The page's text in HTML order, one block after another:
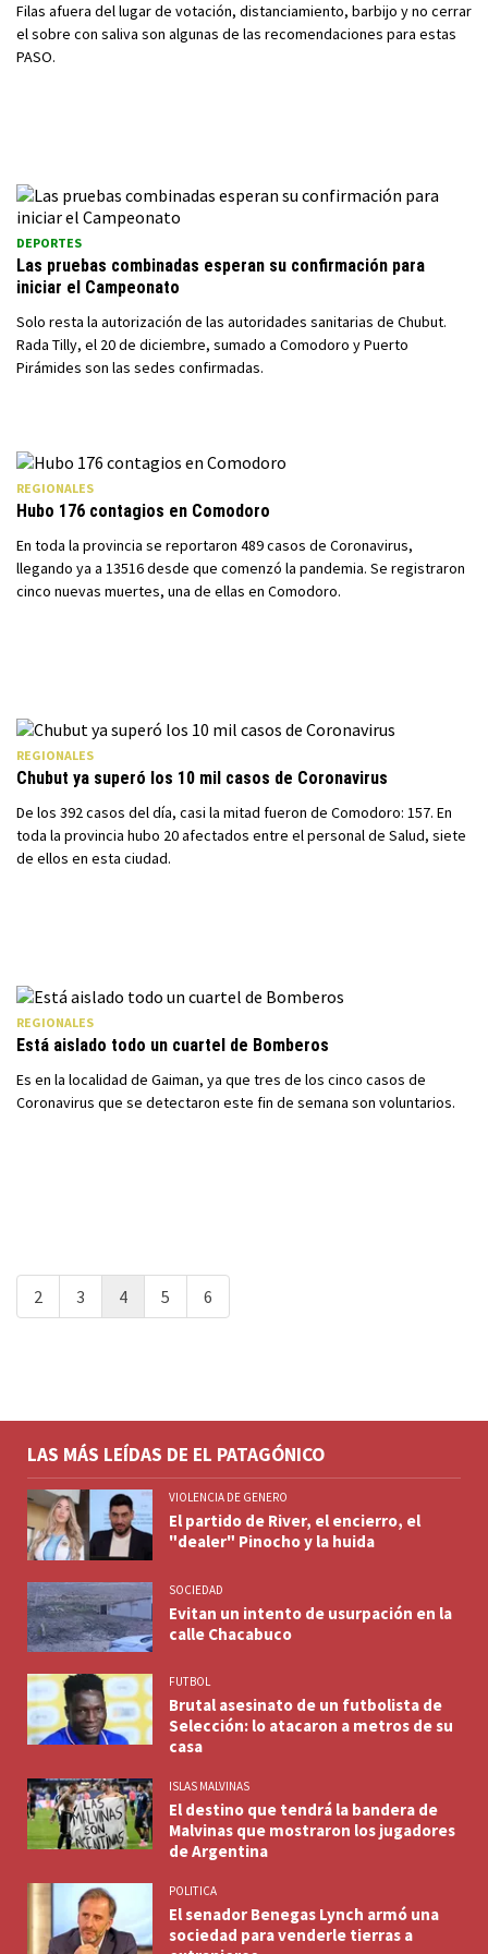
Filas afuera del lugar de votación, distanciamiento, barbijo y no cerrar
el sobre con saliva son algunas de las recomendaciones para estas
PASO.
DEPORTES
Las pruebas combinadas esperan su confirmación para
iniciar el Campeonato
Solo resta la autorización de las autoridades sanitarias de Chubut.
Rada Tilly, el 20 de diciembre, sumado a Comodoro y Puerto
Pirámides son las sedes confirmadas.
REGIONALES
Hubo 176 contagios en Comodoro
En toda la provincia se reportaron 489 casos de Coronavirus,
llegando ya a 13516 desde que comenzó la pandemia. Se registraron
cinco nuevas muertes, una de ellas en Comodoro.
REGIONALES
Chubut ya superó los 10 mil casos de Coronavirus
De los 392 casos del día, casi la mitad fueron de Comodoro: 157. En
toda la provincia hubo 20 afectados entre el personal de Salud, siete
de ellos en esta ciudad.
REGIONALES
Está aislado todo un cuartel de Bomberos
Es en la localidad de Gaiman, ya que tres de los cinco casos de
Coronavirus que se detectaron este fin de semana son voluntarios.
2 3 4 5 6
LAS MÁS LEÍDAS DE EL PATAGÓNICO
VIOLENCIA DE GENERO
El partido de River, el encierro, el
"dealer" Pinocho y la huida
SOCIEDAD
Evitan un intento de usurpación en la
calle Chacabuco
FUTBOL
Brutal asesinato de un futbolista de
Selección: lo atacaron a metros de su
casa
ISLAS MALVINAS
El destino que tendrá la bandera de
Malvinas que mostraron los jugadores
de Argentina
POLITICA
El senador Benegas Lynch armó una
sociedad para venderle tierras a